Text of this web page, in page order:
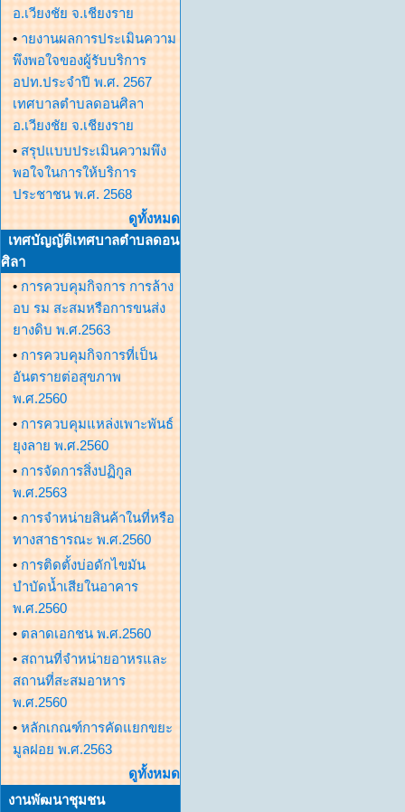
อ.เวียงชัย จ.เชียงราย
• ายงานผลการประเมินความ
พึงพอใจของผู้รับบริการ
อปท.ประจำปี พ.ศ. 2567
เทศบาลตำบลดอนศิลา
อ.เวียงชัย จ.เชียงราย
• สรุปแบบประเมินความพึง
พอใจในการให้บริการ
ประชาชน พ.ศ. 2568
ดูทั้งหมด
เทศบัญญัติเทศบาลตำบลดอน
ศิลา
• การควบคุมกิจการ การล้าง
อบ รม สะสมหรือการขนส่ง
ยางดิบ พ.ศ.2563
• การควบคุมกิจการที่เป็น
อันตรายต่อสุขภาพ
พ.ศ.2560
• การควบคุมแหล่งเพาะพันธ์
ยุงลาย พ.ศ.2560
• การจัดการสิ่งปฏิกูล
พ.ศ.2563
• การจำหน่ายสินค้าในที่หรือ
ทางสาธารณะ พ.ศ.2560
• การติดตั้งบ่อดักไขมัน
บำบัดน้ำเสียในอาคาร
พ.ศ.2560
• ตลาดเอกชน พ.ศ.2560
• สถานที่จำหน่ายอาหรและ
สถานที่สะสมอาหาร
พ.ศ.2560
• หลักเกณฑ์การคัดแยกขยะ
มูลฝอย พ.ศ.2563
ดูทั้งหมด
งานพัฒนาชุมชน